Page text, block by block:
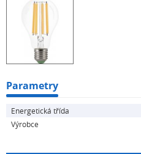
Parametry
Energetická třída
Výrobce